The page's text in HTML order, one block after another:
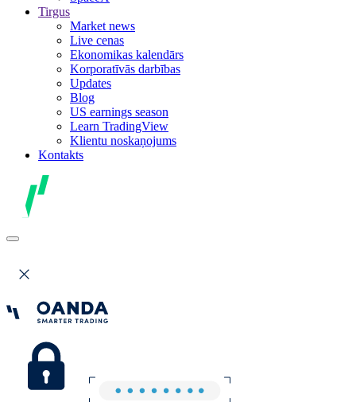
Tirgus
Market news
Live cenas
Ekonomikas kalendārs
Korporatīvās darbības
Updates
Blog
US earnings season
Learn TradingView
Klientu noskaņojums
Kontakts